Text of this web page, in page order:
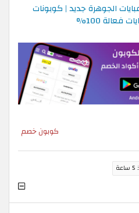
الجوهرة جديد | كوبونات
فعالة 100%
كوبون خصم
5 ساعة